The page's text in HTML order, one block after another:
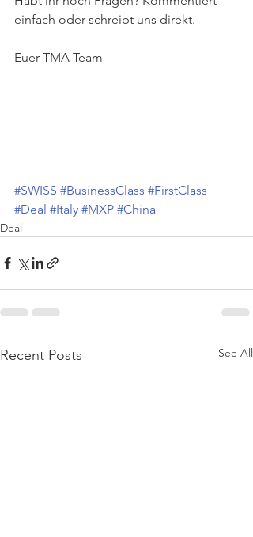
einfach oder schreibt uns direkt.
Euer TMA Team
#SWISS #BusinessClass #FirstClass
#Deal #Italy #MXP #China
Deal
Recent Posts See All